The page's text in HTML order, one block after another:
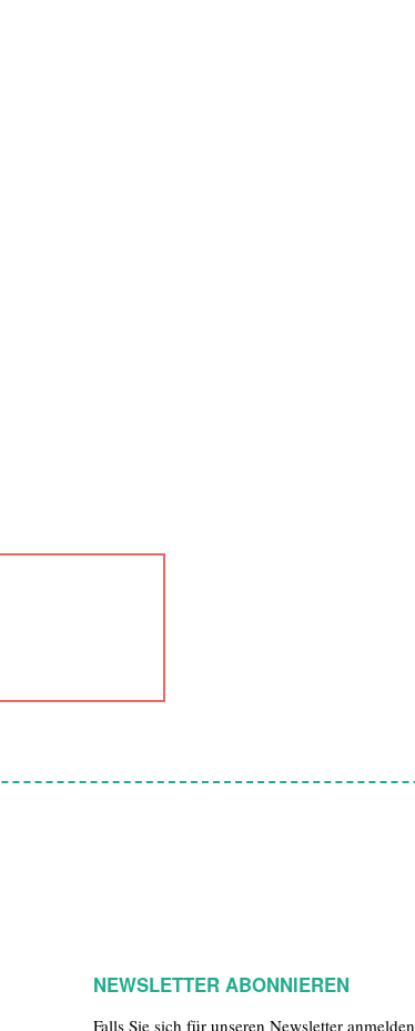
NEWSLETTER ABONNIEREN
Falls Sie sich für unseren Newsletter anmelden